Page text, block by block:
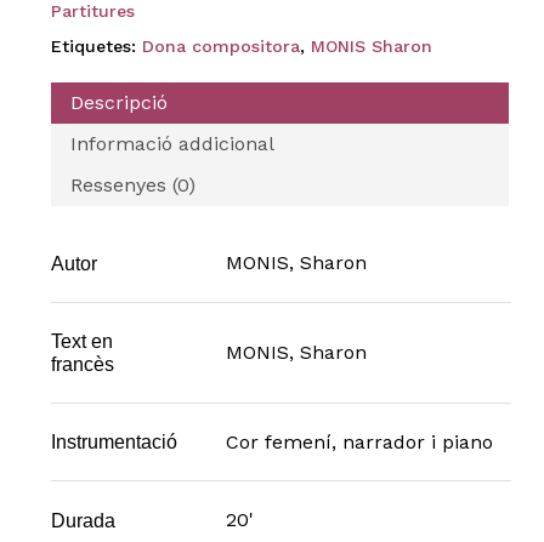
Partitures
Etiquetes: Dona compositora, MONIS Sharon
Descripció
Informació addicional
Ressenyes (0)
Autor MONIS, Sharon
Text en
francès
MONIS, Sharon
Instrumentació Cor femení, narrador i piano
Durada 20'